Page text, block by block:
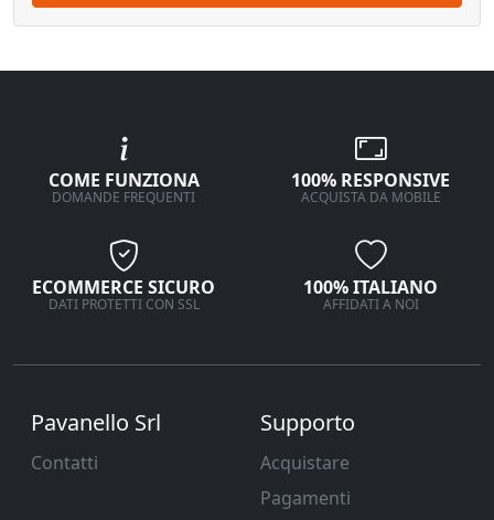
COME FUNZIONA
DOMANDE FREQUENTI
100% RESPONSIVE
ACQUISTA DA MOBILE
ECOMMERCE SICURO
DATI PROTETTI CON SSL
100% ITALIANO
AFFIDATI A NOI
Pavanello Srl
Contatti
Supporto
Acquistare
Pagamenti